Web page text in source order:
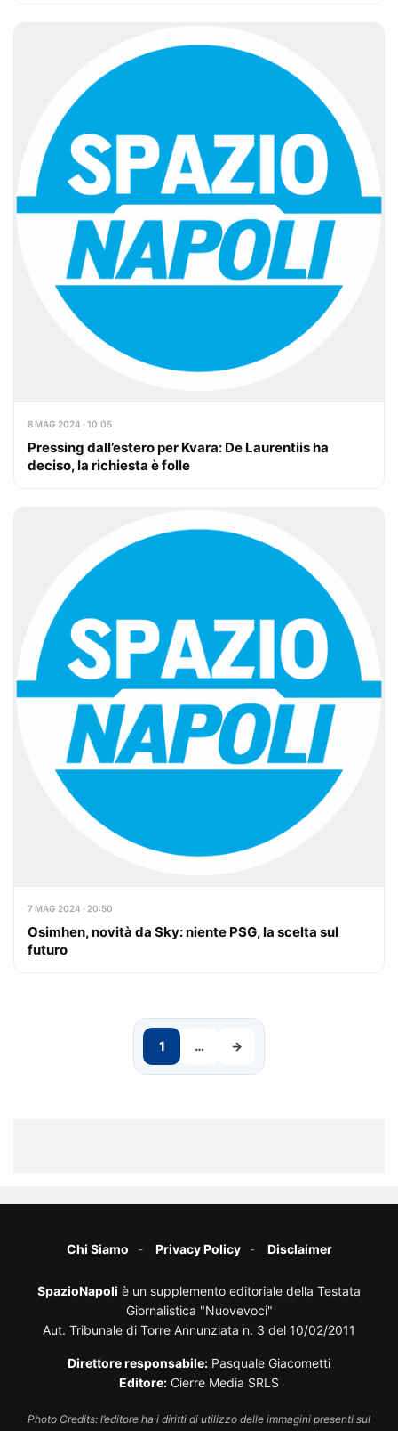
8 MAG 2024 · 10:05
Pressing dall’estero per Kvara: De Laurentiis ha
deciso, la richiesta è folle
7 MAG 2024 · 20:50
Osimhen, novità da Sky: niente PSG, la scelta sul
futuro
1 … →
Chi Siamo Privacy Policy Disclaimer
SpazioNapoli è un supplemento editoriale della Testata
Giornalistica "Nuovevoci"
Aut. Tribunale di Torre Annunziata n. 3 del 10/02/2011
Direttore responsabile: Pasquale Giacometti
Editore: Cierre Media SRLS
Photo Credits: l’editore ha i diritti di utilizzo delle immagini presenti sul